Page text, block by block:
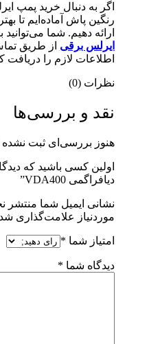
اگر به دنبال خرید پمپ
رنگین پاش آماده‌ایم تا
ارائه دهیم. شما
ایرلس برقی از طریق
اطلاعات لازم را دریافت
نظرات (0)
نقد و بررسی‌ها
هنوز بررسی‌ای ثبت
اولین کسی باشید که
دیافراگمی VDA400”
نشانی ایمیل شما منتشر
موردنیاز علامت‌گذاری
امتیاز شما *
دیدگاه شما *